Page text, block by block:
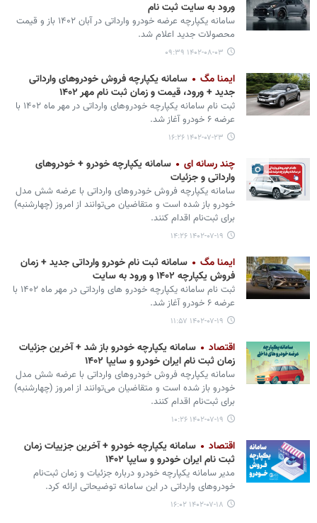
ورود به سایت ثبت نام
سامانه یکپارچه عرضه خودرو وارداتی در آبان ۱۴۰۲ باز و قیمت
محصولات جدید اعلام شد.
۱۴۰۲-۰۸-۰۳ ۰۹:۳۹
ایمنا مگ
سامانه یکپارچه فروش خودروهای وارداتی
جدید + ورود، قیمت و زمان ثبت نام مهر ۱۴۰۲
ثبت نام سامانه یکپارچه خودروهای وارداتی در مهر ماه ۱۴۰۲ با
عرضه ۶ خودرو آغاز شد.
۱۴۰۲-۰۷-۲۳ ۱۶:۲۶
چند رسانه ای
سامانه یکپارچه خودرو + خودروهای
وارداتی و جزئیات
سامانه یکپارچه فروش خودروهای وارداتی با عرضه شش مدل
خودرو باز شده است و متقاضیان می‌توانند از امروز (چهارشنبه)
برای ثبت‌نام اقدام کنند.
۱۴۰۲-۰۷-۱۹ ۱۴:۲۶
ایمنا مگ
سامانه ثبت نام خودرو وارداتی جدید + زمان
فروش یکپارچه ۱۴۰۲ و ورود به سایت
ثبت نام سامانه یکپارچه خودرو های وارداتی در مهر ماه ۱۴۰۲ با
عرضه ۶ خودرو آغاز شد.
۱۴۰۲-۰۷-۱۹ ۱۱:۵۷
اقتصاد
سامانه یکپارچه خودرو باز شد + آخرین جزئیات
زمان ثبت نام ایران خودرو و سایپا ۱۴۰۲
سامانه یکپارچه فروش خودروهای وارداتی با عرضه شش مدل
خودرو باز شده است و متقاضیان می‌توانند از امروز (چهارشنبه)
برای ثبت‌نام اقدام کنند.
۱۴۰۲-۰۷-۱۹ ۱۰:۲۶
اقتصاد
سامانه یکپارچه خودرو + آخرین جزییات زمان
ثبت نام ایران خودرو و سایپا ۱۴۰۲
مدیر سامانه یکپارچه خودرو درباره جزئیات و زمان ثبت‌نام
خودروهای وارداتی در این سامانه توضیحاتی ارائه کرد.
۱۴۰۲-۰۷-۱۸ ۱۶:۰۲